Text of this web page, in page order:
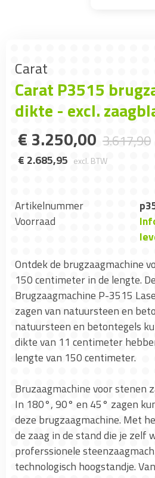
Carat
Carat P3515
dikte - excl.
€ 3.250,00 3.617,90
€ 2.685,95 excl. BTW
Artikelnummer
Voorraad
Ontdek de brugzaagmachine
150 centimeter in de lengte.
Brugzaagmachine P-3515
zagen van natuursteen en
natuursteen en betontegels
dikte van 11 centimeter
lengte van 150 centimeter.
Bruzaagmachine voor stenen
In 180°, 90° en 45° zagen
deze brugzaagmachine. Met
de zaag in de stand die je zelf
proferssionele
technologisch hoogstandje.